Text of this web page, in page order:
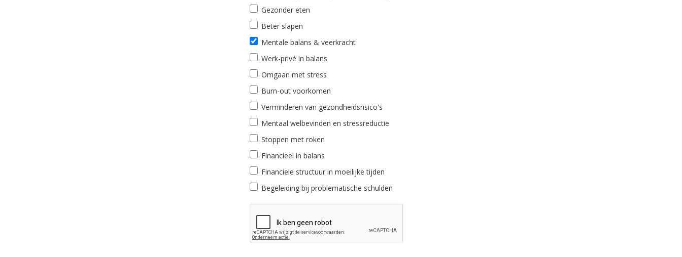
Gezonder eten
Beter slapen
Mentale balans & veerkracht
Werk-privé in balans
Omgaan met stress
Burn-out voorkomen
Verminderen van gezondheidsrisico's
Mentaal welbevinden en stressreductie
Stoppen met roken
Financieel in balans
Financiele structuur in moeilijke tijden
Begeleiding bij problematische schulden